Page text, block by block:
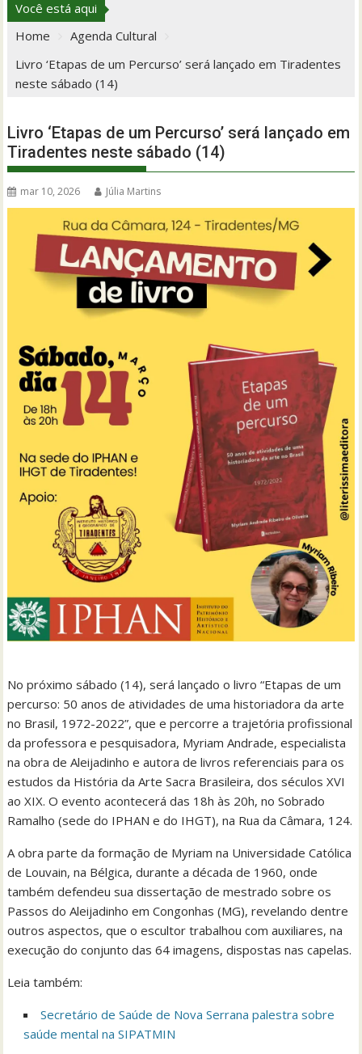
Você está aqui
Home
Agenda Cultural
Livro ‘Etapas de um Percurso’ será lançado em Tiradentes
neste sábado (14)
Livro ‘Etapas de um Percurso’ será lançado em
Tiradentes neste sábado (14)
mar 10, 2026 Júlia Martins
No próximo sábado (14), será lançado o livro “Etapas de um
percurso: 50 anos de atividades de uma historiadora da arte
no Brasil, 1972-2022”, que e percorre a trajetória profissional
da professora e pesquisadora, Myriam Andrade, especialista
na obra de Aleijadinho e autora de livros referenciais para os
estudos da História da Arte Sacra Brasileira, dos séculos XVI
ao XIX. O evento acontecerá das 18h às 20h, no Sobrado
Ramalho (sede do IPHAN e do IHGT), na Rua da Câmara, 124.
A obra parte da formação de Myriam na Universidade Católica
de Louvain, na Bélgica, durante a década de 1960, onde
também defendeu sua dissertação de mestrado sobre os
Passos do Aleijadinho em Congonhas (MG), revelando dentre
outros aspectos, que o escultor trabalhou com auxiliares, na
execução do conjunto das 64 imagens, dispostas nas capelas.
Leia também:
Secretário de Saúde de Nova Serrana palestra sobre
saúde mental na SIPATMIN